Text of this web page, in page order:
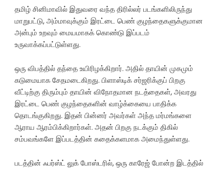
தமிழ் சினிமாவில் இதுவரை வந்த திரில்லர் படங்களிலிருந்து
மாறுபட்டு, அம்மாவுக்கும் இரட்டை பெண் குழந்தைகளுக்குமான
அன்பும் உறவும் மையமாகக் கொண்டு இப்படம்
உருவாக்கப்பட்டுள்ளது.
ஒரு விபத்தில் தந்தை உயிரிழக்கிறார். அதில் தாயின் முகமும்
கடுமையாக சேதமடைகிறது. பிளாஸ்டிக் சர்ஜரிக்குப் பிறகு
வீட்டிற்கு திரும்பும் தாயின் விநோதமான நடத்தைகள், அவரது
இரட்டை பெண் குழந்தைகளின் வாழ்க்கையை பாதிக்க
தொடங்குகிறது. இதன் பின்னர் அவர்கள் அந்த மர்மங்களை
ஆராய ஆரம்பிக்கிறார்கள். அதன் பிறகு நடக்கும் திகில்
சம்பவங்களே இப்படத்தின் கதைக்களமாக அமைந்துள்ளது.
படத்தின் ஃபர்ஸ்ட் லுக் போஸ்டரில், ஒரு காரேஜ் போன்ற இடத்தில்